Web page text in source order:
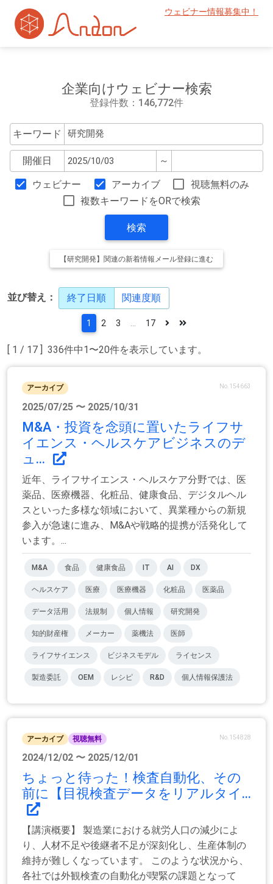
ウェビナー情報募集中！
企業向けウェビナー検索
登録件数：146,772件
キーワード
開催日 ～
ウェビナー アーカイブ
視聴無料のみ
複数キーワードをORで検索
検索
【研究開発】関連の新着情報メール登録に進む
並び替え： 終了日順 関連度順
[ 1 / 17 ] 336件中1〜20件を表示しています。
1 2 3 17
アーカイブ No.154663
2025/07/25 〜 2025/10/31
M&A・投資を念頭に置いたライフサ
イエンス・ヘルスケアビジネスのデ
ュ...
近年、ライフサイエンス・ヘルスケア分野では、医
薬品、医療機器、化粧品、健康食品、デジタルヘル
スといった多様な領域において、異業種からの新規
参入が急速に進み、M&Aや戦略的提携が活発化して
います。...
M&A 食品 健康食品 IT AI DX
ヘルスケア 医療 医療機器 化粧品 医薬品
データ活用 法規制 個人情報 研究開発
知的財産権 メーカー 薬機法 医師
ライフサイエンス ビジネスモデル ライセンス
製造委託 OEM レシピ R&D 個人情報保護法
アーカイブ 視聴無料 No.154828
2024/12/02 〜 2025/12/01
ちょっと待った！検査自動化、その
前に【目視検査データをリアルタイ...
【講演概要】 製造業における就労人口の減少によ
り、人材不足や後継者不足が深刻化し、生産体制の
維持が難しくなっています。 このような状況から、
各社では外観検査の自動化が喫緊の課題となって